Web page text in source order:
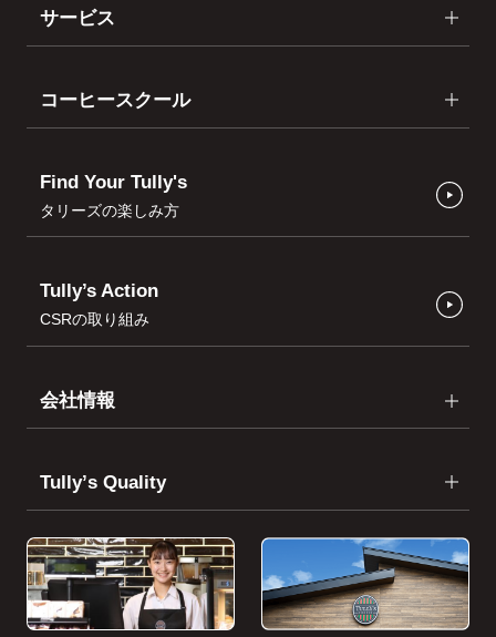
サービス
コーヒースクール
Find Your Tully's
タリーズの楽しみ方
Tully’s Action
CSRの取り組み
会社情報
Tullyʼs Quality